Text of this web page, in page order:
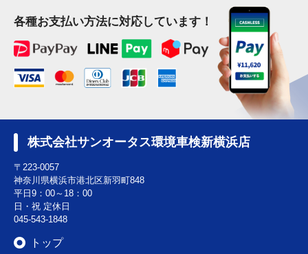
各種お支払い方法に対応しています！
株式会社サンオータス環境車検新横浜店
〒223-0057
神奈川県横浜市港北区新羽町848
平日9：00～18：00
日・祝 定休日
045-543-1848
トップ